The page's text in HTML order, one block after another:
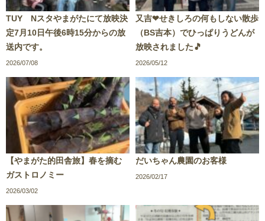
TUY Nスタやまがたにて放映決
定7月10日午後6時15分からの放
送内です。
2026/07/08
又吉❤せきしろの何もしない散歩
（BS吉本）でひっぱりうどんが
放映されました🎵
2026/05/12
【やまがた的田舎旅】春を摘む
ガストロノミー
2026/03/02
だいちゃん農園のお客様
2026/02/17